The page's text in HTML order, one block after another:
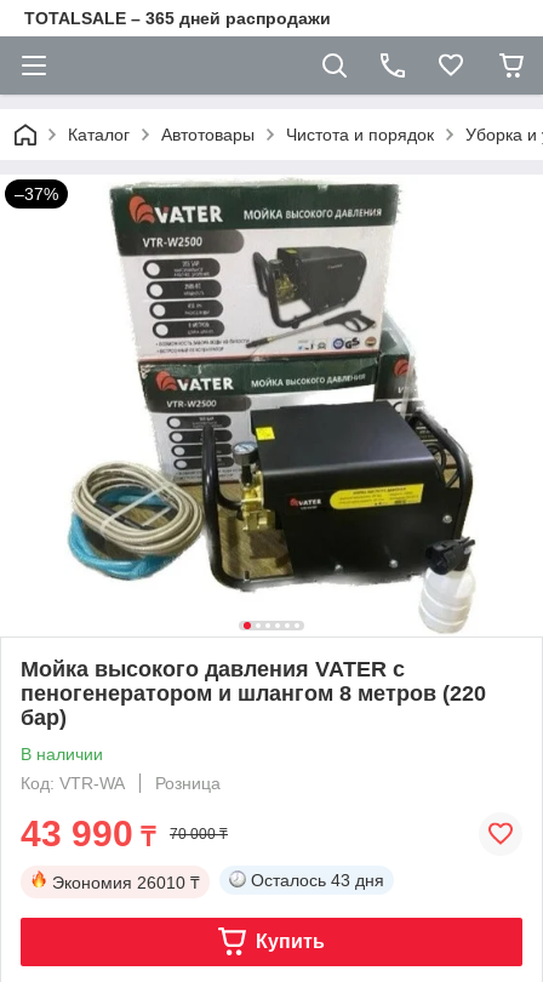
TOTALSALE – 365 дней распродажи
Каталог Автотовары Чистота и порядок Уборка и
–37%
Мойка высокого давления VATER с
пеногенератором и шлангом 8 метров (220
бар)
В наличии
Код: VTR-WA
Розница
43 990 ₸ 70 000 ₸
Экономия 26010 ₸ Осталось 43 дня
Купить